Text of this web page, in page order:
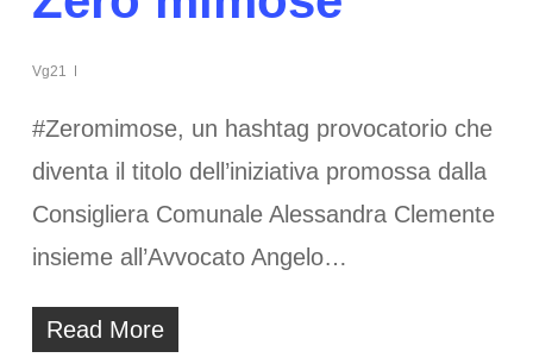
Vg21
#Zeromimose, un hashtag provocatorio che
diventa il titolo dell’iniziativa promossa dalla
Consigliera Comunale Alessandra Clemente
insieme all’Avvocato Angelo…
Read More